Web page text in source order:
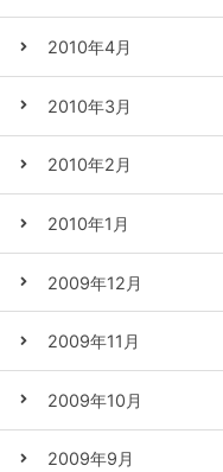
2010年4月
2010年3月
2010年2月
2010年1月
2009年12月
2009年11月
2009年10月
2009年9月